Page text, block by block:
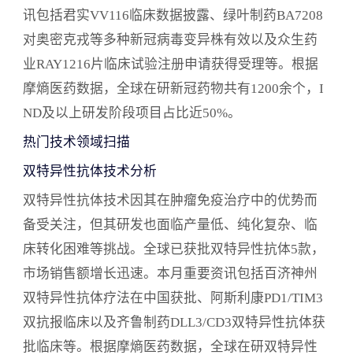
理等。 国内创新药投融资事件盘点 5月份，全球医
药大健康行业共发生投融资事件208起，国内发生71
起。创新药、医疗器械和医疗服务是融资热度最高
的三个细分领域。本月创新药投融资热度有所下
降，这可能与投资机构投资逻辑变化和疫情影响有
关。报告列举了多家创新药企业的大额融资事件，
并对融资情况进行了分析。 总结 2022年5月，全球
在研新药与靶点市场呈现出热点领域集中、研发进
炎仍然是药物研发的重点领域，双特异性抗体技术
在肿瘤免疫治疗领域受到广泛关注。多个创新药取
得积极的临床结果，但研发风险依然存在。国内新
药注册申报数量保持活跃，但创新药投融资热度有
所下降，这可能与投资机构投资逻辑变化和疫情影
响有关。未来，随着科技进步和市场需求的推动，
医药行业将继续保持发展活力。 本报告的数据主要
讯包括君实VV116临床数据披露、绿叶制药BA7208
对奥密克戎等多种新冠病毒变异株有效以及众生药
业RAY1216片临床试验注册申请获得受理等。根据
摩熵医药数据，全球在研新冠药物共有1200余个，I
ND及以上研发阶段项目占比近50%。
热门技术领域扫描
双特异性抗体技术分析
双特异性抗体技术因其在肿瘤免疫治疗中的优势而
备受关注，但其研发也面临产量低、纯化复杂、临
床转化困难等挑战。全球已获批双特异性抗体5款，
市场销售额增长迅速。本月重要资讯包括百济神州
双特异性抗体疗法在中国获批、阿斯利康PD1/TIM3
双抗报临床以及齐鲁制药DLL3/CD3双特异性抗体获
批临床等。根据摩熵医药数据，全球在研双特异性